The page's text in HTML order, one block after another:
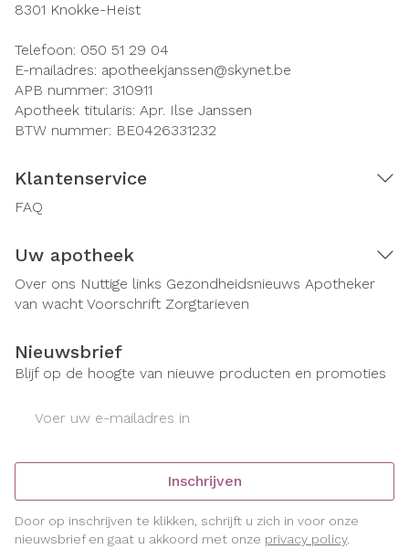
8301 Knokke-Heist
Telefoon: 050 51 29 04
E-mailadres: apotheekjanssen@skynet.be
APB nummer: 310911
Apotheek titularis: Apr. Ilse Janssen
BTW nummer: BE0426331232
Klantenservice
FAQ
Uw apotheek
Over ons Nuttige links Gezondheidsnieuws Apotheker
van wacht Voorschrift Zorgtarieven
Nieuwsbrief
Blijf op de hoogte van nieuwe producten en promoties
Inschrijven
Door op inschrijven te klikken, schrijft u zich in voor onze
nieuwsbrief en gaat u akkoord met onze privacy policy.